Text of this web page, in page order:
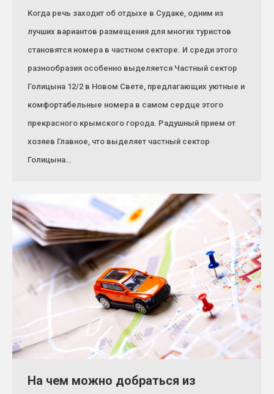
Когда речь заходит об отдыхе в Судаке, одним из
лучших вариантов размещения для многих туристов
становятся номера в частном секторе. И среди этого
разнообразия особенно выделяется Частный сектор
Голицына 12/2 в Новом Свете, предлагающих уютные и
комфортабельные номера в самом сердце этого
прекрасного крымского города. Радушный прием от
хозяев Главное, что выделяет частный сектор
Голицына…
На чем можно добраться из